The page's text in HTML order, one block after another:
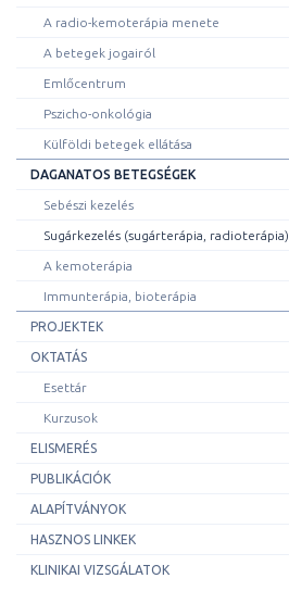
A radio-kemoterápia menete
A betegek jogairól
Emlőcentrum
Pszicho-onkológia
Külföldi betegek ellátása
DAGANATOS BETEGSÉGEK
Sebészi kezelés
Sugárkezelés (sugárterápia, radioterápia)
A kemoterápia
Immunterápia, bioterápia
PROJEKTEK
OKTATÁS
Esettár
Kurzusok
ELISMERÉS
PUBLIKÁCIÓK
ALAPÍTVÁNYOK
HASZNOS LINKEK
KLINIKAI VIZSGÁLATOK